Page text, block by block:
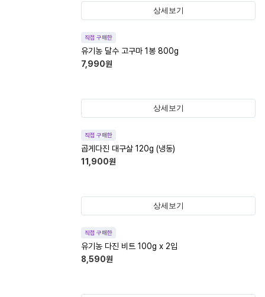
상세보기
직접 구매한
유기농 달수 고구마 1봉 800g
7,990원
상세보기
직접 구매한
곱게다진 대구살 120g (냉동)
11,900원
상세보기
직접 구매한
유기농 다진 비트 100g x 2입
8,590원